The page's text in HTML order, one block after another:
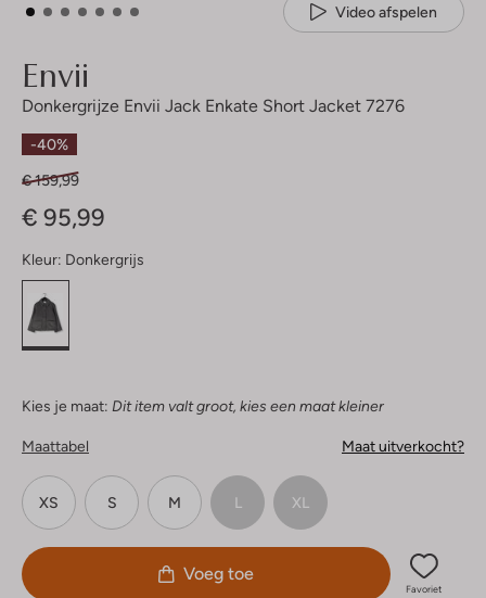
Video afspelen
Envii
Donkergrijze Envii Jack Enkate Short Jacket 7276
-40%
€ 159,99
€ 95,99
Kleur: Donkergrijs
Kies je maat: Dit item valt groot, kies een maat kleiner
Maattabel Maat uitverkocht?
XS S M L XL
Voeg toe
Favoriet